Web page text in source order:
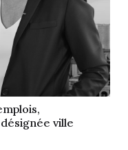
ville